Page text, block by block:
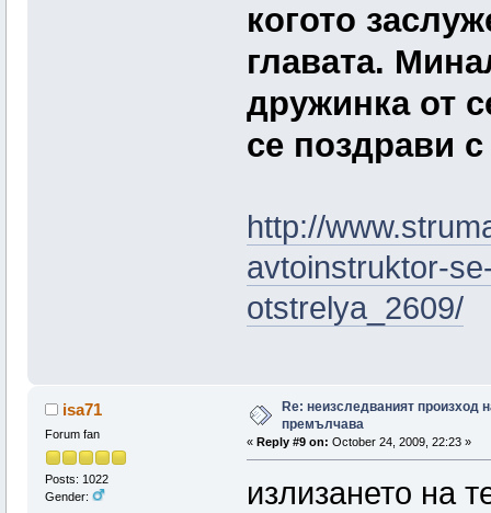
когото
главата.
дружинка от
се поздрави
http://
avtoinstruktor-
otstrelya_2609/
isa71
Forum fan
Posts: 1022
Gender:
Re: неизследваният произход
премълчава
« Reply #9 on: October 24, 2009, 22:23 »
излизането на